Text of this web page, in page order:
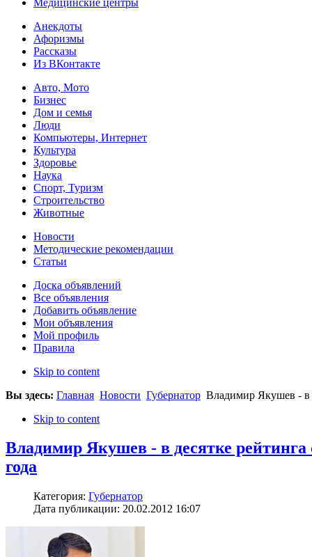
Анекдоты
Афоризмы
Рассказы
Из ВКонтакте
Авто, Мото
Бизнес
Дом и семья
Люди
Компьютеры, Интернет
Культура
Здоровье
Наука
Спорт, Туризм
Строительство
Животные
Новости
Методические рекомендации
Статьи
Доска объявлений
Все объявления
Добавить объявление
Мои объявления
Мой профиль
Правила
Skip to content
Вы здесь: Главная Новости Губернатор Владимир Якушев - в
Skip to content
Владимир Якушев - в десятке рейтинга
года
Категория: Губернатор
Дата публикации: 20.02.2012 16:07